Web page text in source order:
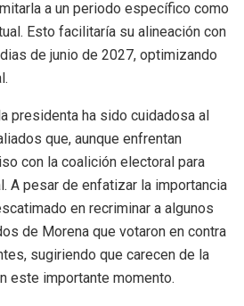
a un periodo específico como
Esto facilitaría su alineación con
de junio de 2027, optimizando
presidenta ha sido cuidadosa al
que, aunque enfrentan
con la coalición electoral para
A pesar de enfatizar la importancia
en recriminar a algunos
de Morena que votaron en contra
sugiriendo que carecen de la
este importante momento.